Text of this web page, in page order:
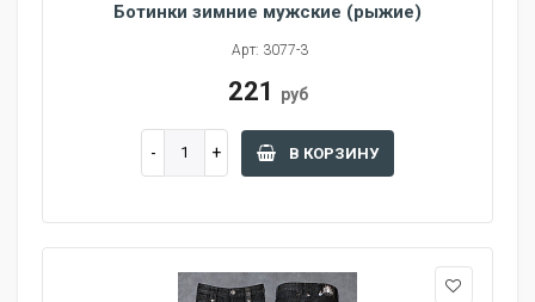
Ботинки зимние мужские (рыжие)
Арт: 3077-3
221 руб
В КОРЗИНУ